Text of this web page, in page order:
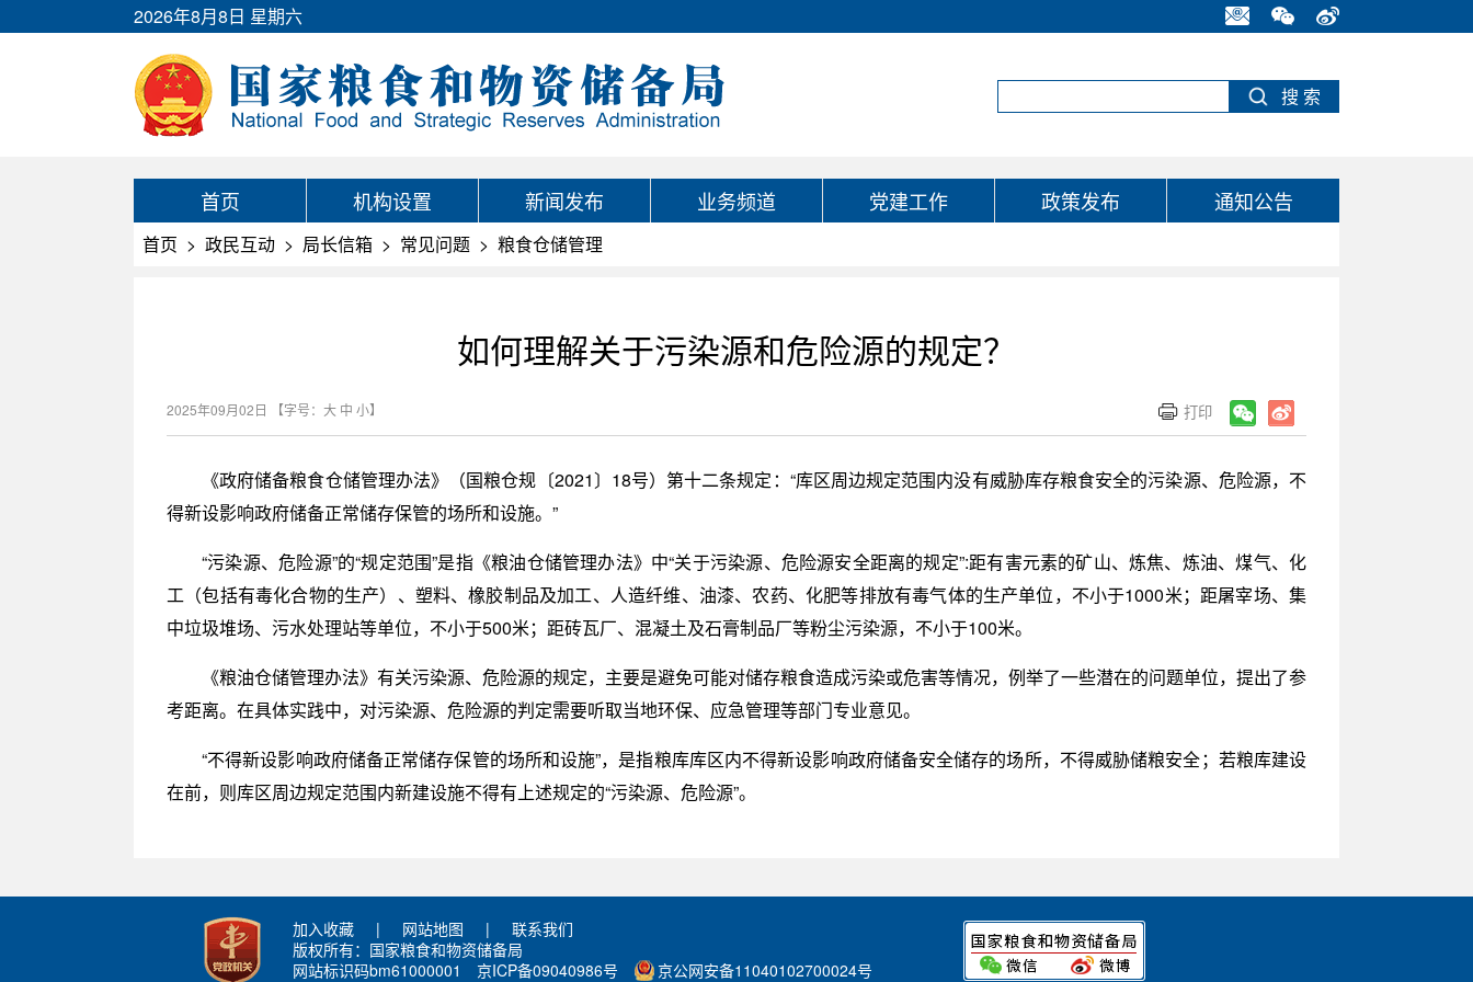
2026年8月8日 星期六
首页 机构设置 新闻发布 业务频道 党建工作 政策发布 通知公告
首页 > 政民互动 > 局长信箱 > 常见问题 > 粮食仓储管理
如何理解关于污染源和危险源的规定？
2025年09月02日 【字号： 大 中 小】
《政府储备粮食仓储管理办法》（国粮仓规〔2021〕18号）第十二条规定：“库区周边规定范围内没有威胁库存粮食安全的污染源、危险源，不
得新设影响政府储备正常储存保管的场所和设施。”
“污染源、危险源”的“规定范围”是指《粮油仓储管理办法》中“关于污染源、危险源安全距离的规定”:距有害元素的矿山、炼焦、炼油、煤气、化
工（包括有毒化合物的生产）、塑料、橡胶制品及加工、人造纤维、油漆、农药、化肥等排放有毒气体的生产单位，不小于1000米；距屠宰场、集
中垃圾堆场、污水处理站等单位，不小于500米；距砖瓦厂、混凝土及石膏制品厂等粉尘污染源，不小于100米。
《粮油仓储管理办法》有关污染源、危险源的规定，主要是避免可能对储存粮食造成污染或危害等情况，例举了一些潜在的问题单位，提出了参
考距离。在具体实践中，对污染源、危险源的判定需要听取当地环保、应急管理等部门专业意见。
“不得新设影响政府储备正常储存保管的场所和设施”，是指粮库库区内不得新设影响政府储备安全储存的场所，不得威胁储粮安全；若粮库建设
在前，则库区周边规定范围内新建设施不得有上述规定的“污染源、危险源”。
加入收藏 | 网站地图 |
联系我们
版权所有：国家粮食和物资储备局
网站标识码bm61000001
京ICP备09040986号 京公网安备11040102700024号